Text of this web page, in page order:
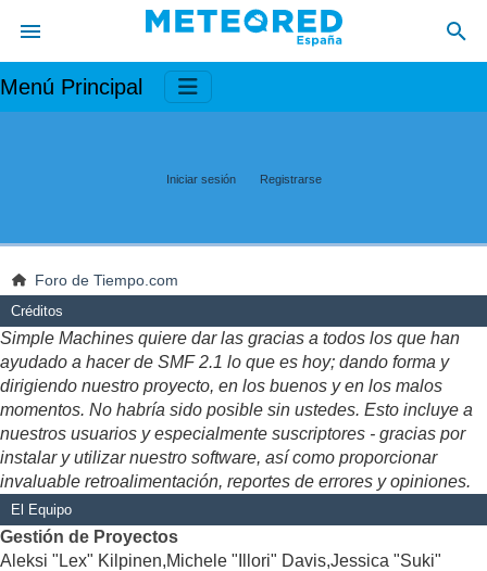
Menú Principal
Iniciar sesión Registrarse
Foro de Tiempo.com
Créditos
Simple Machines quiere dar las gracias a todos los que han
ayudado a hacer de SMF 2.1 lo que es hoy; dando forma y
dirigiendo nuestro proyecto, en los buenos y en los malos
momentos. No habría sido posible sin ustedes. Esto incluye a
nuestros usuarios y especialmente suscriptores - gracias por
instalar y utilizar nuestro software, así como proporcionar
invaluable retroalimentación, reportes de errores y opiniones.
El Equipo
Gestión de Proyectos
Aleksi "Lex" Kilpinen,Michele "Illori" Davis,Jessica "Suki"